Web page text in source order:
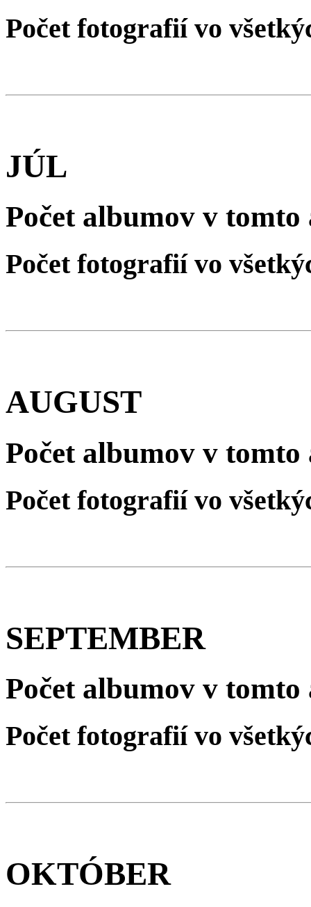
Počet fotografií vo
JÚL
Počet albumov v
Počet fotografií vo
AUGUST
Počet albumov v
Počet fotografií vo
SEPTEMBER
Počet albumov v
Počet fotografií vo
OKTÓBER